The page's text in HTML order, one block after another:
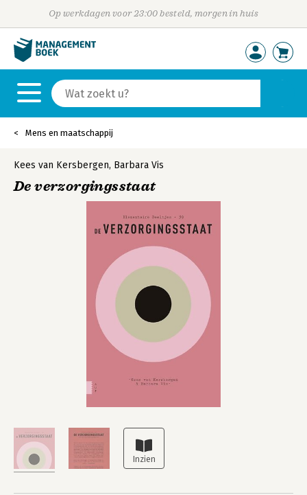
Op werkdagen voor 23:00 besteld, morgen in huis
Mens en maatschappij
Kees van Kersbergen, Barbara Vis
De verzorgingsstaat